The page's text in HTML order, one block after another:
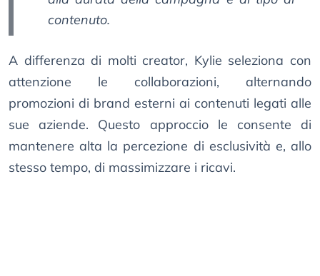
contenuto.
A differenza di molti creator, Kylie seleziona con
attenzione le collaborazioni, alternando
promozioni di brand esterni ai contenuti legati alle
sue aziende. Questo approccio le consente di
mantenere alta la percezione di esclusività e, allo
stesso tempo, di massimizzare i ricavi.